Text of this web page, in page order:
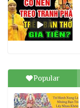
Popular